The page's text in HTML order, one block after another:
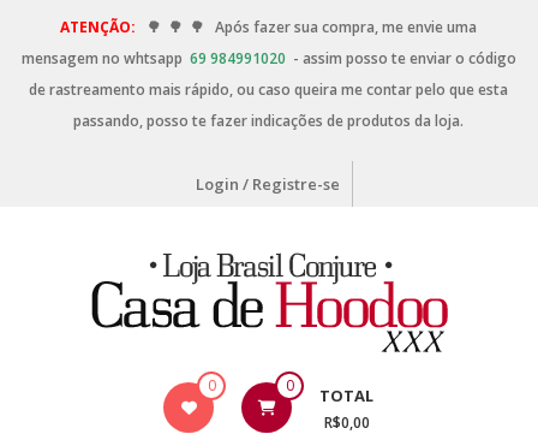
ATENÇÃO: 🌳 🌳 🌳 Após fazer sua compra, me envie uma
mensagem no whtsapp 69 984991020 - assim posso te enviar o código
de rastreamento mais rápido, ou caso queira me contar pelo que esta
passando, posso te fazer indicações de produtos da loja.
Login / Registre-se
0 0 TOTAL
R$0,00